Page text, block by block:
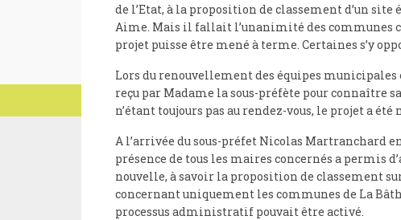
de l’Etat, à la proposition de classement d’un
Aime. Mais il fallait l’unanimité des communes
projet puisse être mené à terme. Certaines s’y
Lors du renouvellement des équipes municipales
reçu par Madame la sous-préfète pour connaître
n’étant toujours pas au rendez-vous, le projet a
A l’arrivée du sous-préfet Nicolas Martranchard
présence de tous les maires concernés a permis
nouvelle, à savoir la proposition de classement
concernant uniquement les communes de La
processus administratif pouvait être activé.